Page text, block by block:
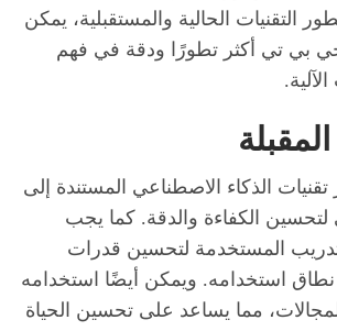
التقنيات الحالية والمستقبلية، يمكن
بي تي أكثر تطورًا ودقة في فهم
الذكاء الاصطناعي المستندة إلى
الكفاءة والدقة. كما يجب
المستخدمة لتحسين قدرات
نطاق استخدامه. ويمكن أيضًا استخدامه
مما يساعد على تحسين الحياة